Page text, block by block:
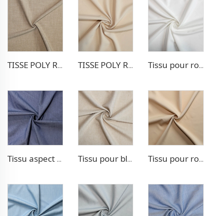
TISSE POLY RAYON POUR PANTALONS EXTENSIBLE TISSE POLY RAYON POUR BLAZER Tissu pour robe extensible Poly Rayon
Tissu aspect denim Poly Rayon Tissu pour blazer aspect lin TR Tissu pour robe double tissage TR